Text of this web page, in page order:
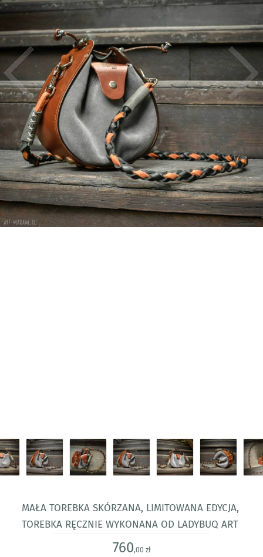
Mała torebka skórzana, limitowana edycja,
torebka ręcznie wykonana od Ladybuq art
760,00 zł